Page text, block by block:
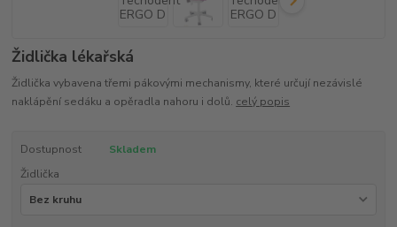
Židlička lékařská
Židlička vybavena třemi pákovými mechanismy, které určují nezávislé
naklápění sedáku a opěradla nahoru i dolů. celý popis
Dostupnost
Skladem
Židlička